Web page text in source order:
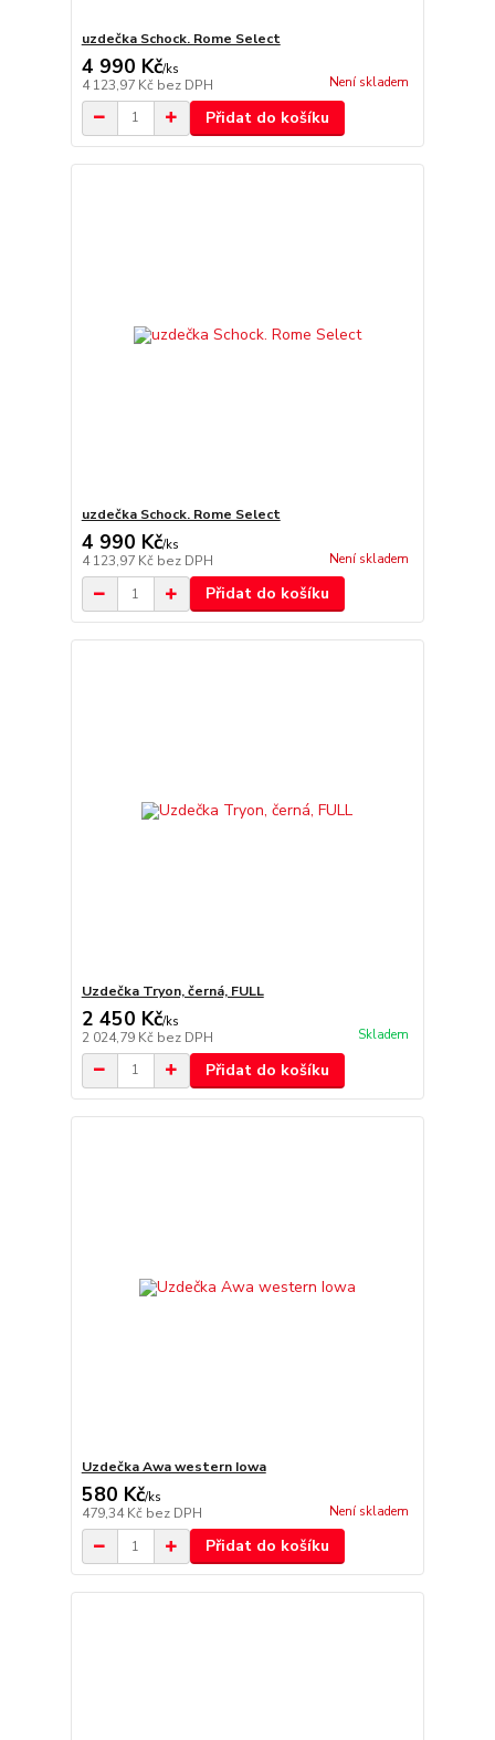
uzdečka Schock. Rome Select
4 990 Kč/ks
4 123,97 Kč bez DPH Není skladem
Přidat do košíku
uzdečka Schock. Rome Select
4 990 Kč/ks
4 123,97 Kč bez DPH Není skladem
Přidat do košíku
Uzdečka Tryon, černá, FULL
2 450 Kč/ks
2 024,79 Kč bez DPH Skladem
Přidat do košíku
Uzdečka Awa western Iowa
580 Kč/ks
479,34 Kč bez DPH Není skladem
Přidat do košíku